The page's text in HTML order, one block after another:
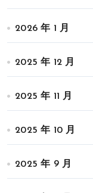
2026 年 1 月
2025 年 12 月
2025 年 11 月
2025 年 10 月
2025 年 9 月